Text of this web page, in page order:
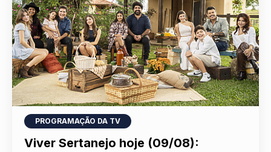
PROGRAMAÇÃO DA TV
Viver Sertanejo hoje (09/08):